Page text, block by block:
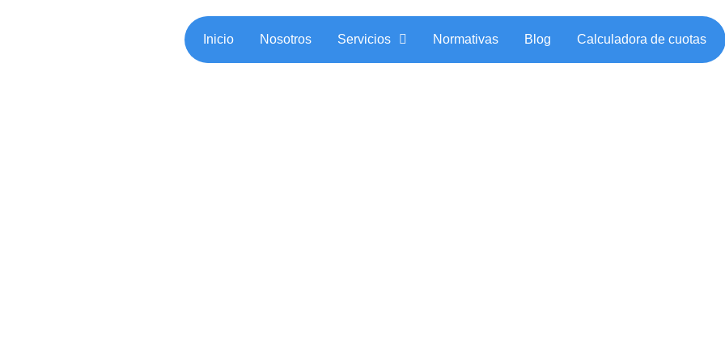
Inicio Nosotros Servicios Normativas Blog Calculadora de cuotas